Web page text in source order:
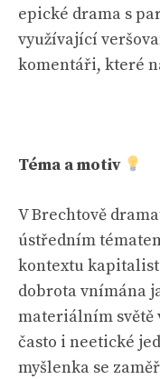
epické drama s
využívající
komentáři, které
Téma a motiv
V Brechtově
ústředním
kontextu
dobrota vnímána
materiálním světě
často i neetické
myšlenka se